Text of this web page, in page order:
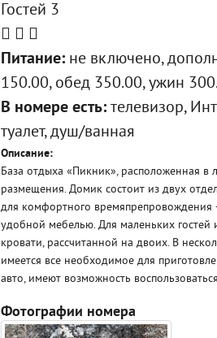
Гостей 3
Питание:не включено,
150.00, обед 350.00, ужин
В номере есть:телевизор,
туалет, душ/ванная
Описание:
База отдыха «Пикник», расположенная в
размещения. Домик состоит из двух
для комфортного времяпрепровождения
удобной мебелью. Для маленьких
кровати, рассчитанной на двоих. В
имеется все необходимое для
авто, имеют возможность
Фотографии номера